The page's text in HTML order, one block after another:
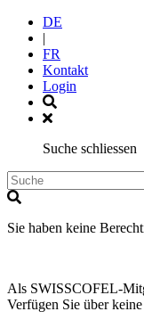
DE
|
FR
Kontakt
Login
Suche schliessen
Sie haben keine
Als SWISSCOFEL-
Verfügen Sie über